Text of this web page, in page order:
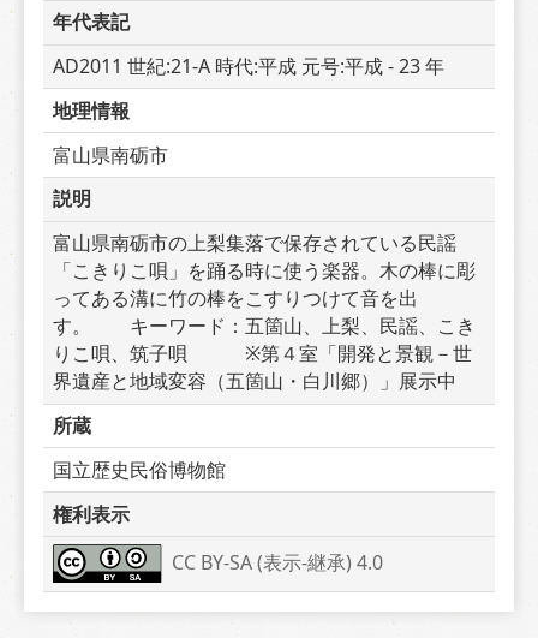
年代表記
AD2011 世紀:21-A 時代:平成 元号:平成 - 23 年
地理情報
富山県南砺市
説明
富山県南砺市の上梨集落で保存されている民謡
「こきりこ唄」を踊る時に使う楽器。木の棒に彫
ってある溝に竹の棒をこすりつけて音を出
す。　　キーワード：五箇山、上梨、民謡、こき
りこ唄、筑子唄　　　※第４室「開発と景観－世
界遺産と地域変容（五箇山・白川郷）」展示中
所蔵
国立歴史民俗博物館
権利表示
CC BY-SA (表示-継承) 4.0